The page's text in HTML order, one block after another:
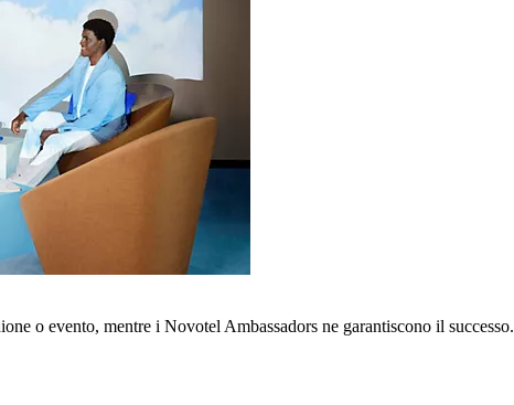
o evento, mentre i Novotel Ambassadors ne garantiscono il successo.